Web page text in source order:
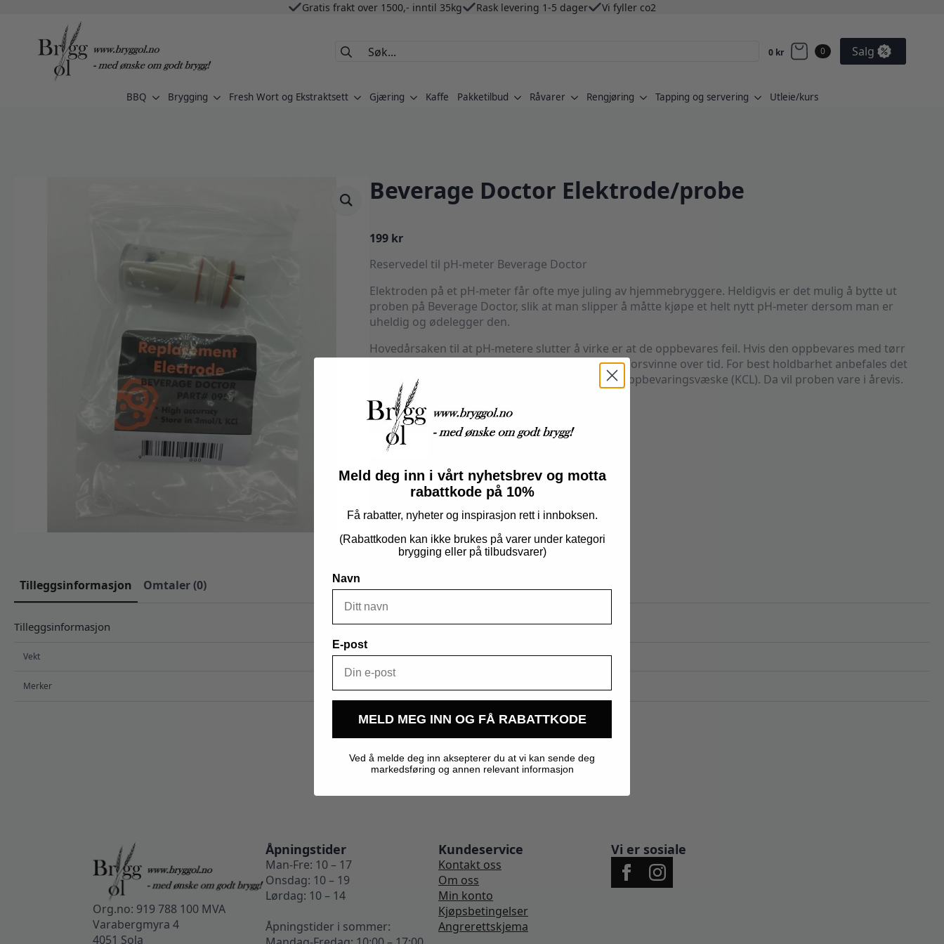
Gratis frakt over 1500,- inntil 35kg Rask levering 1-5 dager Vi fyller co2
Search
0 kr 0 Salg
BBQ Brygging Fresh Wort og Ekstraktsett Gjæring Kaffe Pakketilbud Råvarer Rengjøring Tapping og servering Utleie/kurs
Beverage Doctor Elektrode/probe
199 kr
Reservedel til pH-meter Beverage Doctor
Elektroden på et pH-meter får ofte mye juling av hjemmebryggere. Heldigvis er det mulig å bytte ut
proben på Beverage Doctor, slik at man slipper å måtte kjøpe et helt nytt pH-meter dersom man er
uheldig og ødelegger den.
Hovedårsaken til at pH-metere slutter å virke er at de oppbevares feil. Hvis den oppbevares med tørr
probe vil væsken inni det tynne glasset i proben forsvinne over tid. For best holdbarhet anbefales det
pH-meteret oppbevares med dekselet fylt med oppbevaringsvæske (KCL). Da vil proben vare i årevis.
Utsolgt, men kan bestilles
Beverage
Doctor
Elektrode/probe
Produktnummer: 101703Kategorier:Bryggeutstyr,Brygging
Tilleggsinformasjon Omtaler (0)
Tilleggsinformasjon
Vekt 0,300 kg
Merker
Org.no: 919 788 100 MVA
Varabergmyra 4
4051 Sola
Åpningstider
Man-Fre: 10 – 17
Onsdag: 10 – 19
Lørdag: 10 – 14
Åpningstider i sommer:
Kundeservice
Kontakt oss
Om oss
Min konto
Kjøpsbetingelser
Angrerettskjema
Vi er sosiale
Meld deg inn i vårt nyhetsbrev og motta
rabattkode på 10%
Få rabatter, nyheter og inspirasjon rett i innboksen.
(Rabattkoden kan ikke brukes på varer under kategori
brygging eller på tilbudsvarer)
Navn
E-post
MELD MEG INN OG FÅ RABATTKODE
Ved å melde deg inn aksepterer du at vi kan sende deg
markedsføring og annen relevant informasjon